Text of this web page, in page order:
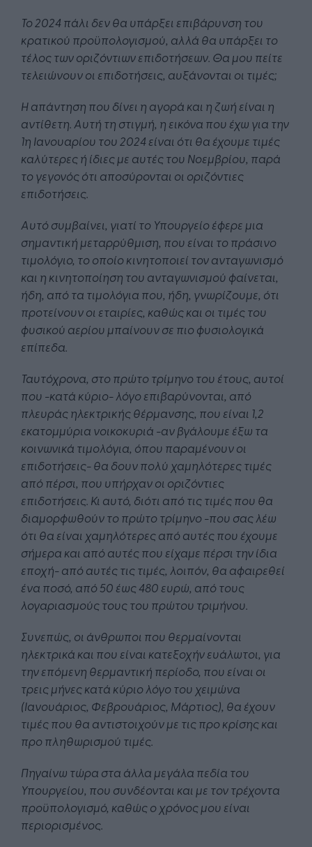
Το 2024 πάλι δεν θα υπάρξει επιβάρυνση του
κρατικού προϋπολογισμού, αλλά θα υπάρξει το
τέλος των οριζόντιων επιδοτήσεων. Θα μου πείτε
τελειώνουν οι επιδοτήσεις, αυξάνονται οι τιμές;
Η απάντηση που δίνει η αγορά και η ζωή είναι η
αντίθετη. Αυτή τη στιγμή, η εικόνα που έχω για την
1η Ιανουαρίου του 2024 είναι ότι θα έχουμε τιμές
καλύτερες ή ίδιες με αυτές του Νοεμβρίου, παρά
το γεγονός ότι αποσύρονται οι οριζόντιες
επιδοτήσεις.
Αυτό συμβαίνει, γιατί το Υπουργείο έφερε μια
σημαντική μεταρρύθμιση, που είναι το πράσινο
τιμολόγιο, το οποίο κινητοποιεί τον ανταγωνισμό
και η κινητοποίηση του ανταγωνισμού φαίνεται,
ήδη, από τα τιμολόγια που, ήδη, γνωρίζουμε, ότι
προτείνουν οι εταιρίες, καθώς και οι τιμές του
φυσικού αερίου μπαίνουν σε πιο φυσιολογικά
επίπεδα.
Ταυτόχρονα, στο πρώτο τρίμηνο του έτους, αυτοί
που -κατά κύριο- λόγο επιβαρύνονται, από
πλευράς ηλεκτρικής θέρμανσης, που είναι 1,2
εκατομμύρια νοικοκυριά -αν βγάλουμε έξω τα
κοινωνικά τιμολόγια, όπου παραμένουν οι
επιδοτήσεις- θα δουν πολύ χαμηλότερες τιμές
από πέρσι, που υπήρχαν οι οριζόντιες
επιδοτήσεις. Κι αυτό, διότι από τις τιμές που θα
διαμορφωθούν το πρώτο τρίμηνο -που σας λέω
ότι θα είναι χαμηλότερες από αυτές που έχουμε
σήμερα και από αυτές που είχαμε πέρσι την ίδια
εποχή- από αυτές τις τιμές, λοιπόν, θα αφαιρεθεί
ένα ποσό, από 50 έως 480 ευρώ, από τους
λογαριασμούς τους του πρώτου τριμήνου.
Συνεπώς, οι άνθρωποι που θερμαίνονται
ηλεκτρικά και που είναι κατεξοχήν ευάλωτοι, για
την επόμενη θερμαντική περίοδο, που είναι οι
τρεις μήνες κατά κύριο λόγο του χειμώνα
(Ιανουάριος, Φεβρουάριος, Μάρτιος), θα έχουν
τιμές που θα αντιστοιχούν με τις προ κρίσης και
προ πληθωρισμού τιμές.
Πηγαίνω τώρα στα άλλα μεγάλα πεδία του
Υπουργείου, που συνδέονται και με τον τρέχοντα
προϋπολογισμό, καθώς ο χρόνος μου είναι
περιορισμένος.